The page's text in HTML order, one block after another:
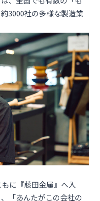
3000社の多様な製造業
に『藤田金属』へ入
「あんたがこの会社の